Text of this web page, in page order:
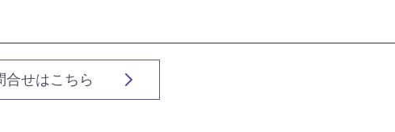
合せはこちら